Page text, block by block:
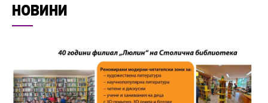
НОВИНИ